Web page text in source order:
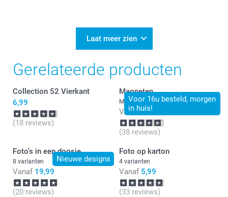
Bedankt voor je bericht.
Je mag ons hierover een mail sturen.
Wij kijken graag met je mee.
Laat meer zien
Gerelateerde producten
Collection 52 Vierkant
6,99
(18 reviews)
Voor 16u besteld, morgen
in huis!
Magneten
Meer dan 10 varianten
Vanaf 7,99
(38 reviews)
Nieuwe designs
Foto's in een doosje
8 varianten
Vanaf 19,99
(20 reviews)
Foto op karton
4 varianten
Vanaf 5,99
(33 reviews)